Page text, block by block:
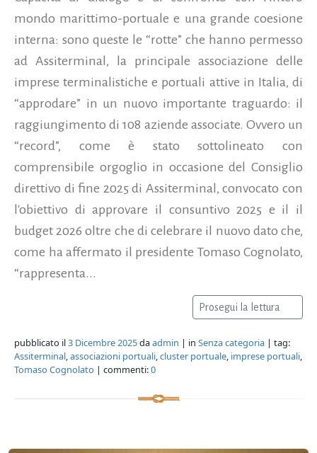
mondo marittimo-portuale e una grande coesione
interna: sono queste le “rotte” che hanno permesso
ad Assiterminal, la principale associazione delle
imprese terminalistiche e portuali attive in Italia, di
“approdare” in un nuovo importante traguardo: il
raggiungimento di 108 aziende associate. Ovvero un
“record”, come è stato sottolineato con
comprensibile orgoglio in occasione del Consiglio
direttivo di fine 2025 di Assiterminal, convocato con
l'obiettivo di approvare il consuntivo 2025 e il il
budget 2026 oltre che di celebrare il nuovo dato che,
come ha affermato il presidente Tomaso Cognolato,
“rappresenta...
Prosegui la lettura
pubblicato il3 Dicembre 2025daadmin | in Senza categoria | tag:
Assiterminal,associazioni portuali,cluster portuale, imprese portuali,
Tomaso Cognolato | commenti:0